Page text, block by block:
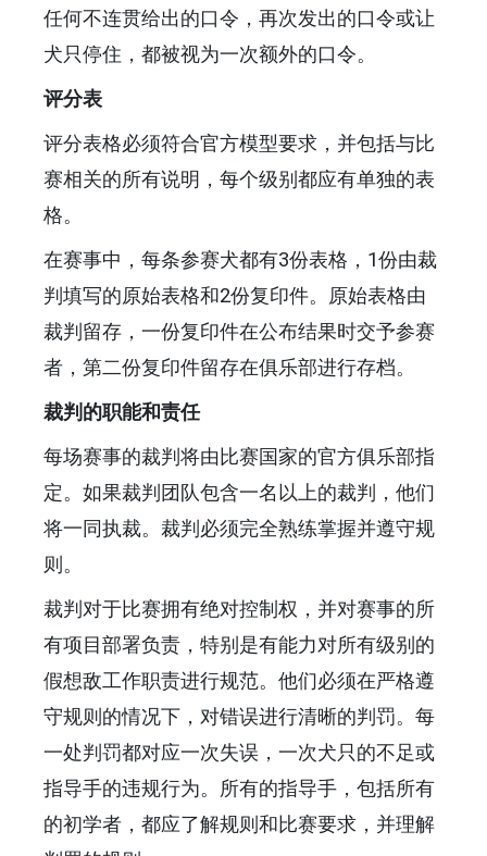
任何不连贯给出的口令，再次发出的口令或让
犬只停住，都被视为一次额外的口令。
评分表
评分表格必须符合官方模型要求，并包括与比
赛相关的所有说明，每个级别都应有单独的表
格。
在赛事中，每条参赛犬都有3份表格，1份由裁
判填写的原始表格和2份复印件。原始表格由
裁判留存，一份复印件在公布结果时交予参赛
者，第二份复印件留存在俱乐部进行存档。
裁判的职能和责任
每场赛事的裁判将由比赛国家的官方俱乐部指
定。如果裁判团队包含一名以上的裁判，他们
将一同执裁。裁判必须完全熟练掌握并遵守规
则。
裁判对于比赛拥有绝对控制权，并对赛事的所
有项目部署负责，特别是有能力对所有级别的
假想敌工作职责进行规范。他们必须在严格遵
守规则的情况下，对错误进行清晰的判罚。每
一处判罚都对应一次失误，一次犬只的不足或
指导手的违规行为。所有的指导手，包括所有
的初学者，都应了解规则和比赛要求，并理解